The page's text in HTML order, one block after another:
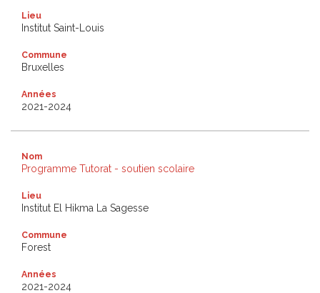
Lieu
Institut Saint-Louis
Commune
Bruxelles
Années
2021-2024
Nom
Programme Tutorat - soutien scolaire
Lieu
Institut El Hikma La Sagesse
Commune
Forest
Années
2021-2024